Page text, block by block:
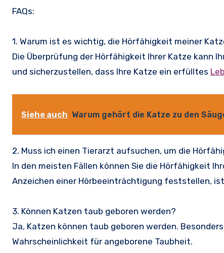
FAQs:
1. Warum ist es wichtig, die Hörfähigkeit meiner
Die Überprüfung der Hörfähigkeit Ihrer Katze kann
und sicherzustellen, dass Ihre Katze ein erfülltes
Siehe auch Warum gehört die Katze zu den
2. Muss ich einen Tierarzt aufsuchen, um die
In den meisten Fällen können Sie die Hörfähigkeit
Anzeichen einer Hörbeeinträchtigung feststellen,
3. Können Katzen taub geboren werden?
Ja, Katzen können taub geboren werden.
Wahrscheinlichkeit für angeborene Taubheit.